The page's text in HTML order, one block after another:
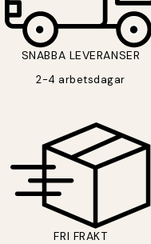
SNABBA LEVERANSER
2-4 arbetsdagar
FRI FRAKT